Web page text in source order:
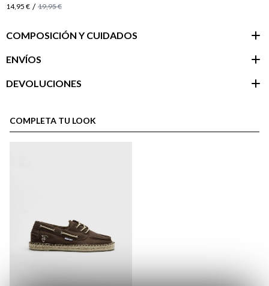
14,95 € / 19,95 €
COMPOSICIÓN Y CUIDADOS
ENVÍOS
DEVOLUCIONES
cliente
COMPLETA TU LOOK